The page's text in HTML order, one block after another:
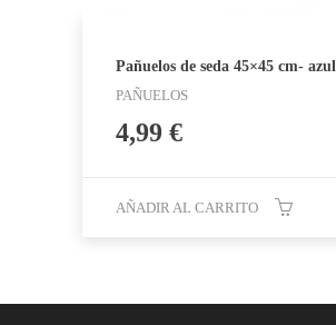
Pañuelos de seda 45×45 cm- azul
PAÑUELOS
4,99 €
AÑADIR AL CARRITO